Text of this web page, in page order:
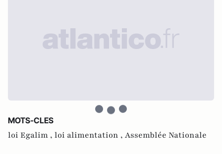
MOTS-CLES
loi Egalim , loi alimentation , Assemblée Nationale